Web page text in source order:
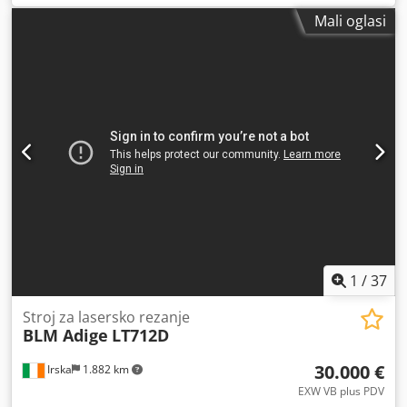
1x Kaltenbach. Moguća je inspekcija na licu mjesta. Codpfx
Mali oglasi
1 /37
Irska 1.882 km
Stroj za lasersko rezanje
BLM Adige LT712D
30.000 €
EXW VB plus PDV